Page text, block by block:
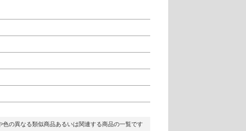
色の異なる類似商品あるいは関連する商品の一覧です